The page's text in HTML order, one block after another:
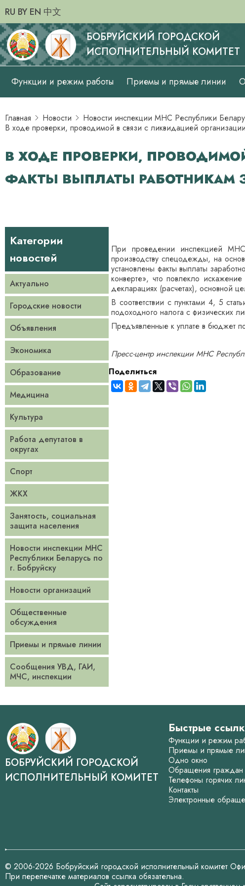
RU BY EN 中文
БОБРУЙСКИЙ ГОРОДСКОЙ
ИСПОЛНИТЕЛЬНЫЙ КОМИТЕТ
Основная
навигация
Функции и режим работы Приемы и прямые линии
Главная Новости
Новости инспекции МНС Республики
В ходе проверки, проводимой в связи с ликвидацией
В ХОДЕ ПРОВЕРКИ,
ФАКТЫ ВЫПЛАТЫ РАБОТНИКАМ
Категории
новостей
Актуально
Городские новости
Объявления
Экономика
Образование
Медицина
Культура
Работа депутатов в
округах
Спорт
ЖКХ
Занятость, социальная
защита населения
Новости инспекции МНС
Республики Беларусь по
г. Бобруйску
Новости организаций
Общественные
обсуждения
Приемы и прямые линии
Сообщения УВД, ГАИ,
МЧС, инспекции
При проведении инспекцией
производству спецодежды, на
установлены факты выплаты
конверте», что повлекло
декларациях (расчетах), основной
В соответствии с пунктами 4, 5
подоходного налога с физических
Предъявленные к уплате в бюджет
Пресс-центр инспекции МНС
Поделиться
БОБРУЙСКИЙ ГОРОДСКОЙ
ИСПОЛНИТЕЛЬНЫЙ КОМИТЕТ
Быстрые
Функции и режим
Приемы и прямые
Одно окно
Обращения граждан
Телефоны горячих
Контакты
Электронные
© 2006-2026 Бобруйский городской исполнительный комитет
При перепечатке материалов ссылка обязательна.